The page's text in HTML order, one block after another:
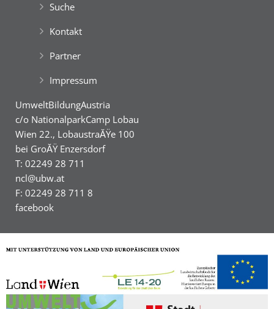
Suche
Kontakt
Partner
Impressum
UmweltBildungAustria
c/o NationalparkCamp Lobau
Wien 22., LobaustraĂŸe 100
bei GroĂŸ Enzersdorf
T: 02249 28 711
ncl@ubw.at
F: 02249 28 711 8
facebook